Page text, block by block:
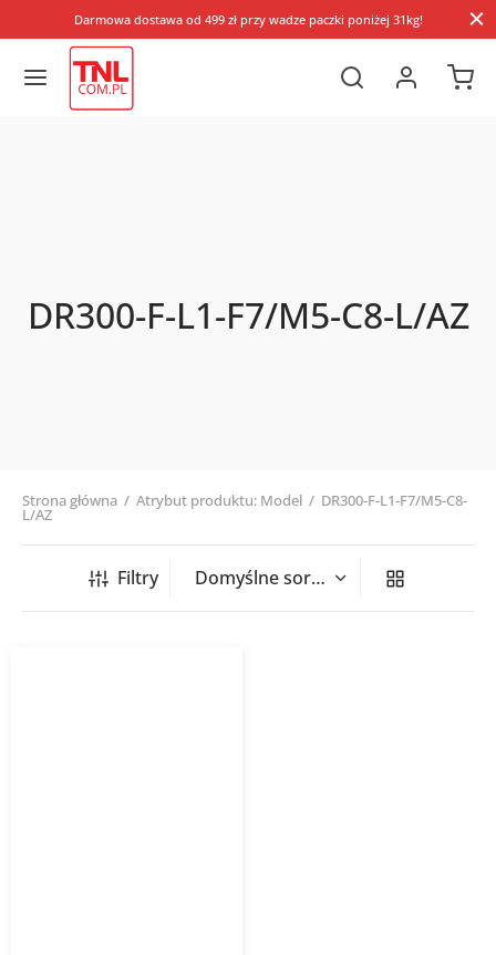
Darmowa dostawa od 499 zł przy wadze paczki poniżej 31kg!
DR300-F-L1-F7/M5-C8-L/AZ
Strona główna / Atrybut produktu: Model / DR300-F-L1-F7/M5-C8-
L/AZ
Filtry